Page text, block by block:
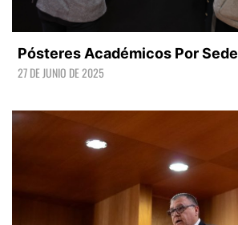
Pósteres Académicos Por Sede
27 DE JUNIO DE 2025